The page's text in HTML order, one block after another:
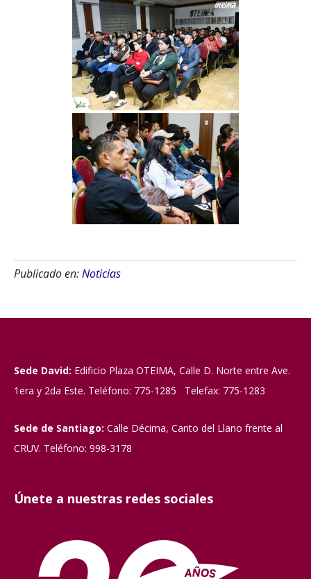
Publicado en:Noticias
Sede David: Edificio Plaza OTEIMA, Calle D. Norte entre Ave.
1era y 2da Este. Teléfono: 775-1285 Telefax: 775-1283
Sede de Santiago: Calle Décima, Canto del Llano frente al
CRUV. Teléfono: 998-3178
Únete a nuestras redes sociales